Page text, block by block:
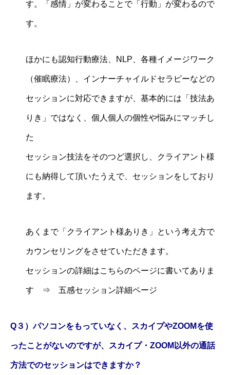
す。「感情」が変わることで「行動」が変わるので
す。
ほかにも認知行動療法、NLP、各種イメージワーク
（催眠療法）、インナーチャイルドセラピーなどの
セッションに対応できますが、基本的には「技法あ
りき」ではなく、個人個人の個性や悩みにマッチし
た
セッション技法をそのつど選択し、クライアント様
にも納得して頂いたうえで、セッションをしており
ます。
あくまで「クライアント様ありき」という考え方で
カウンセリングをさせていただきます。
セッションの詳細はこちらのページに書いてありま
す ⇒ 五感セッション詳細ページ
Q３）パソコンをもっていなく、スカイプやZOOMを使
ったことがないのですが、 スカイプ・ZOOM以外の通話
方法でのセッションはできますか？